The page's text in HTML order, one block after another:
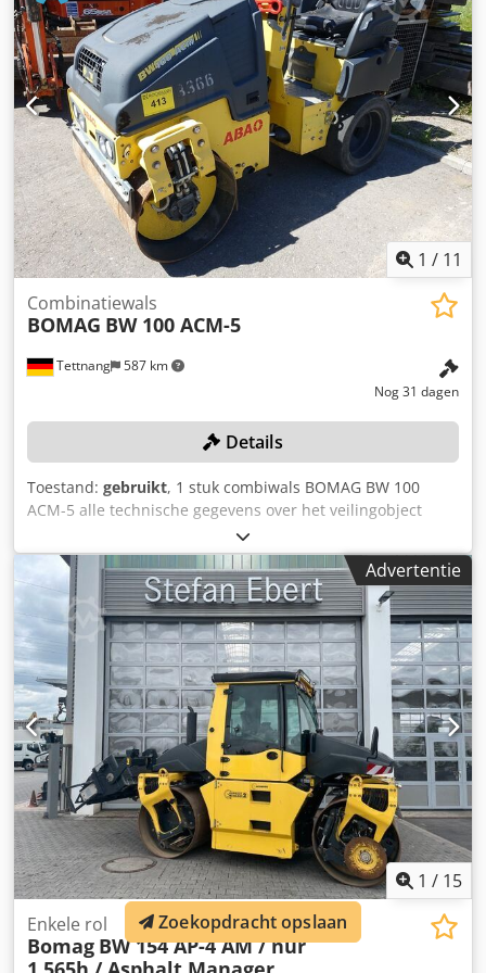
1 / 11
Tettnang 587 km
Combinatiewals
BOMAG BW 100 ACM-5
Nog 31 dagen
Details
Toestand: gebruikt, 1 stuk combiwals BOMAG BW 100
ACM-5 alle technische gegevens over het veilingobject
vindt u onder "Documenten" als PDF-bestand, dat u kunt
downloaden! Djdpfx Ahszqaycevjwa Kleur: zoals afgebeeld,
zie afbeeldingen en inspectie Staat: gebruikt
Advertentie
1 / 15
Enkele rol
Bomag BW 154 AP-4 AM / nur
Zoekopdracht opslaan